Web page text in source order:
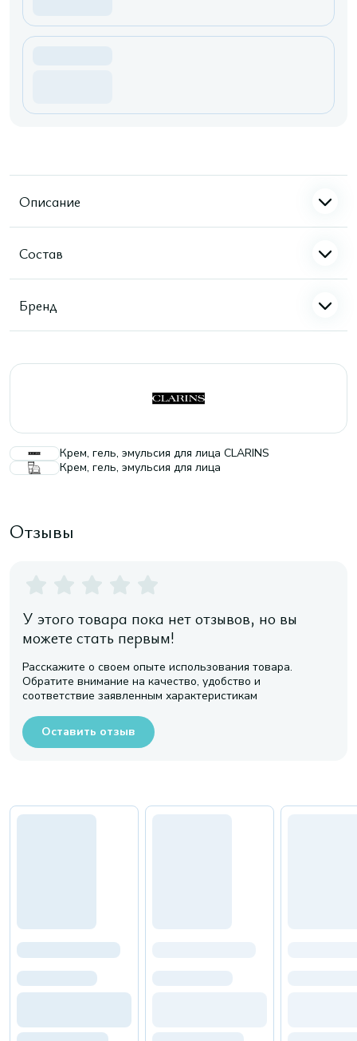
Описание
Состав
Бренд
Крем, гель, эмульсия для лица CLARINS
Крем, гель, эмульсия для лица
Отзывы
У этого товара пока нет отзывов, но вы
можете стать первым!
Расскажите о своем опыте использования товара.
Обратите внимание на качество, удобство и
соответствие заявленным характеристикам
Оставить отзыв